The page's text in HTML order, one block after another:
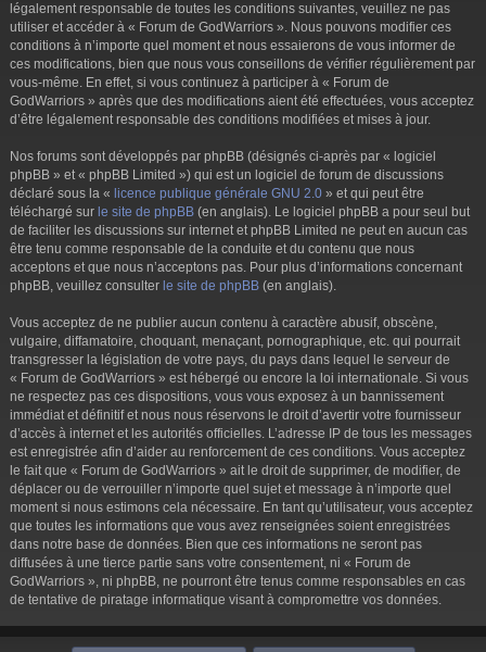
légalement responsable de toutes les conditions suivantes, veuillez ne pas
utiliser et accéder à « Forum de GodWarriors ». Nous pouvons modifier ces
conditions à n’importe quel moment et nous essaierons de vous informer de
ces modifications, bien que nous vous conseillons de vérifier régulièrement par
vous-même. En effet, si vous continuez à participer à « Forum de
GodWarriors » après que des modifications aient été effectuées, vous acceptez
d’être légalement responsable des conditions modifiées et mises à jour.
Nos forums sont développés par phpBB (désignés ci-après par « logiciel
phpBB » et « phpBB Limited ») qui est un logiciel de forum de discussions
déclaré sous la « licence publique générale GNU 2.0 » et qui peut être
téléchargé sur le site de phpBB (en anglais). Le logiciel phpBB a pour seul but
de faciliter les discussions sur internet et phpBB Limited ne peut en aucun cas
être tenu comme responsable de la conduite et du contenu que nous
acceptons et que nous n’acceptons pas. Pour plus d’informations concernant
phpBB, veuillez consulter le site de phpBB (en anglais).
Vous acceptez de ne publier aucun contenu à caractère abusif, obscène,
vulgaire, diffamatoire, choquant, menaçant, pornographique, etc. qui pourrait
transgresser la législation de votre pays, du pays dans lequel le serveur de
« Forum de GodWarriors » est hébergé ou encore la loi internationale. Si vous
ne respectez pas ces dispositions, vous vous exposez à un bannissement
immédiat et définitif et nous nous réservons le droit d’avertir votre fournisseur
d’accès à internet et les autorités officielles. L’adresse IP de tous les messages
est enregistrée afin d’aider au renforcement de ces conditions. Vous acceptez
le fait que « Forum de GodWarriors » ait le droit de supprimer, de modifier, de
déplacer ou de verrouiller n’importe quel sujet et message à n’importe quel
moment si nous estimons cela nécessaire. En tant qu’utilisateur, vous acceptez
que toutes les informations que vous avez renseignées soient enregistrées
dans notre base de données. Bien que ces informations ne seront pas
diffusées à une tierce partie sans votre consentement, ni « Forum de
GodWarriors », ni phpBB, ne pourront être tenus comme responsables en cas
de tentative de piratage informatique visant à compromettre vos données.